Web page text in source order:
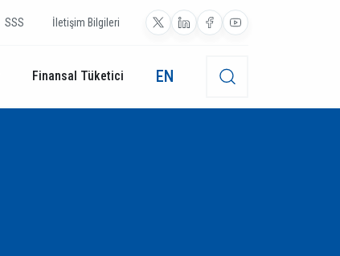
SSS İletişim Bilgileri
Finansal Tüketici EN